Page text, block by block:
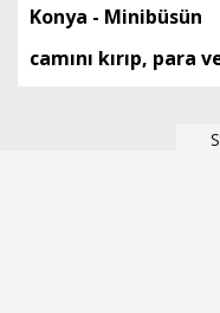
Konya - Minibüsün
camını kırıp, para
maskeli 5 şüpheli, 3